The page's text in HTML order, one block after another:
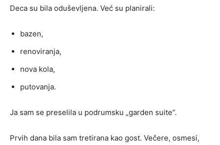
Deca su bila oduševljena. Već su planirali:
bazen,
renoviranja,
nova kola,
putovanja.
Ja sam se preselila u podrumsku „garden suite“.
Prvih dana bila sam tretirana kao gost. Večere, osmesi,